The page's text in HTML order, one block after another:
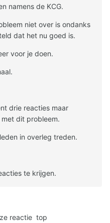
namens de KCG.
niet over is ondanks
dat het nu goed is.
voor je doen.
drie reacties maar
dit probleem.
in overleg treden.
te krijgen.
reactie top